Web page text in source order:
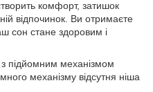
комфорт, затишок
відпочинок. Ви отримаєте
сон стане здоровим і
підйомним механізмом
механізму відсутня ніша